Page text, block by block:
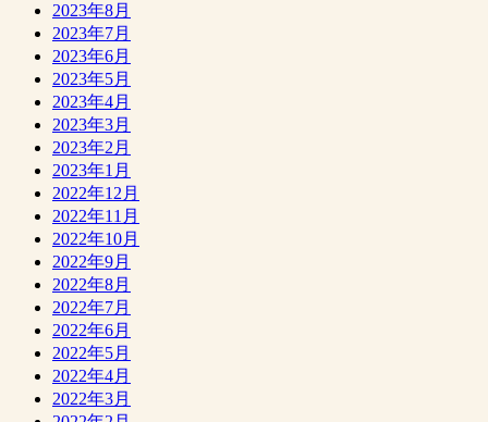
2023年8月
2023年7月
2023年6月
2023年5月
2023年4月
2023年3月
2023年2月
2023年1月
2022年12月
2022年11月
2022年10月
2022年9月
2022年8月
2022年7月
2022年6月
2022年5月
2022年4月
2022年3月